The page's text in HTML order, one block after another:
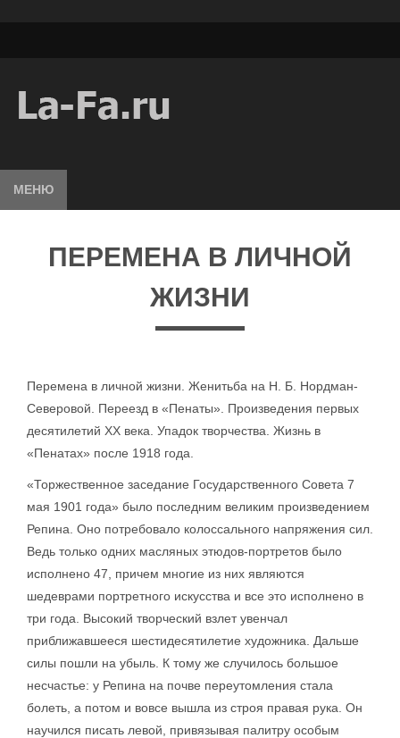
МЕНЮ
ПЕРЕМЕНА В ЛИЧНОЙ
ЖИЗНИ
Перемена в личной жизни. Женитьба на Н. Б. Нордман-
Северовой. Переезд в «Пенаты». Произведения первых
десятилетий XX века. Упадок творчества. Жизнь в
«Пенатах» после 1918 года.
«Торжественное заседание Государственного Совета 7
мая 1901 года» было последним великим произведением
Репина. Оно потребовало колоссального напряжения сил.
Ведь только одних масляных этюдов-портретов было
исполнено 47, причем многие из них являются
шедеврами портретного искусства и все это исполнено в
три года. Высокий творческий взлет увенчал
приближавшееся шестидесятилетие художника. Дальше
силы пошли на убыль. К тому же случилось большое
несчастье: у Репина на почве переутомления стала
болеть, а потом и вовсе вышла из строя правая рука. Он
научился писать левой, привязывая палитру особым